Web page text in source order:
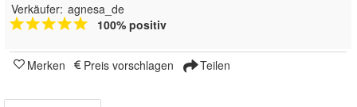
Verkäufer: agnesa_de
100% positiv
Merken Preis vorschlagen Teilen